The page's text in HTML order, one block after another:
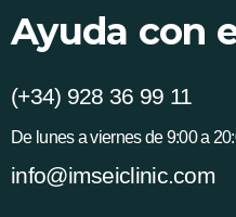
Ayuda con
(+34) 928 36 99 11
De lunes a viernes de 9:00 a
info@imseiclinic.com